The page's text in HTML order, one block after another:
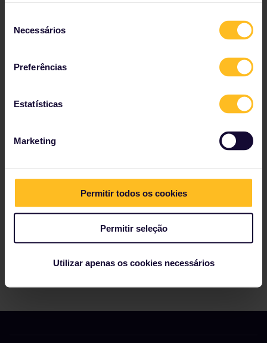
Necessários
Preferências
Estatísticas
Marketing
Permitir todos os cookies
Permitir seleção
Utilizar apenas os cookies necessários
Veja o mapa da rede ferroviária da Europa.
Reserve o seu hostel